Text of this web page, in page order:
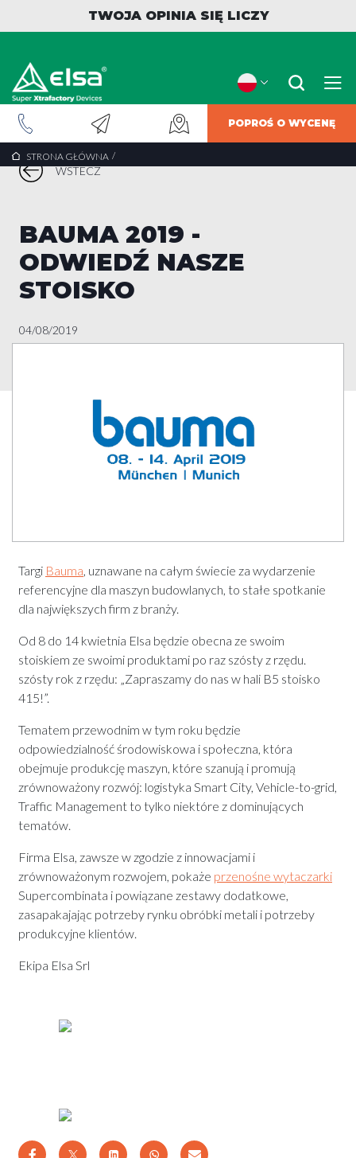
TWOJA OPINIA SIĘ LICZY
POPROŚ O WYCENĘ
STRONA GŁÓWNA /
WSTECZ
BAUMA 2019 -
ODWIEDŹ NASZE
STOISKO
04/08/2019
Targi Bauma, uznawane na całym świecie za wydarzenie
referencyjne dla maszyn budowlanych, to stałe spotkanie
dla największych firm z branży.
Od 8 do 14 kwietnia Elsa będzie obecna ze swoim
stoiskiem ze swoimi produktami po raz szósty z rzędu.
szósty rok z rzędu: „Zapraszamy do nas w hali B5 stoisko
415!”.
Tematem przewodnim w tym roku będzie
odpowiedzialność środowiskowa i społeczna, która
obejmuje produkcję maszyn, które szanują i promują
zrównoważony rozwój: logistyka Smart City, Vehicle-to-grid,
Traffic Management to tylko niektóre z dominujących
tematów.
Firma Elsa, zawsze w zgodzie z innowacjami i
zrównoważonym rozwojem, pokaże przenośne wytaczarki
Supercombinata i powiązane zestawy dodatkowe,
zasapakajając potrzeby rynku obróbki metali i potrzeby
produkcyjne klientów.
Ekipa Elsa Srl